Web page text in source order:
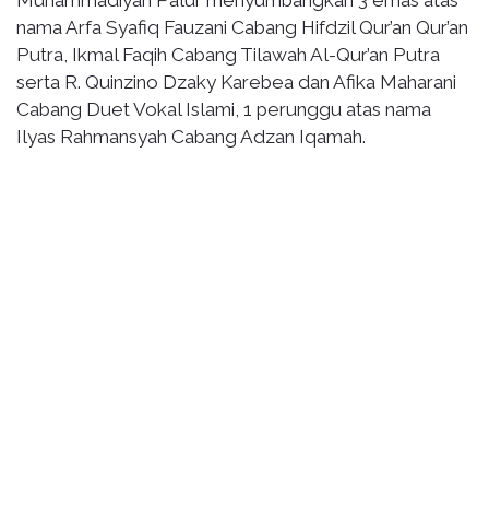
nama Arfa Syafiq Fauzani Cabang Hifdzil Qur’an Qur’an
Putra, Ikmal Faqih Cabang Tilawah Al-Qur’an Putra
serta R. Quinzino Dzaky Karebea dan Afika Maharani
Cabang Duet Vokal Islami, 1 perunggu atas nama
Ilyas Rahmansyah Cabang Adzan Iqamah.